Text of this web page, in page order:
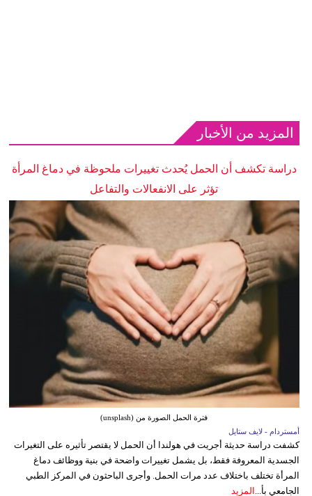
المزيد من الأخبار
دراسة تكشف أن الحمل يُحدث تغييرات ملحوظة في دماغ المرأة
تؤثر على الانفعالات والتفاعل
فترة الحمل الصورة من (unsplash)
أمستردام - لايف ستايل
كشفت دراسة حديثة أجريت في هولندا أن الحمل لا يقتصر تأثيره على التغيرات
الجسدية المعروفة فقط، بل يشمل تغييرات واضحة في بنية ووظائف دماغ
المرأة تختلف باختلاف عدد مرات الحمل. وأجرى الباحثون في المركز الطبي
الجامعي بأ... المزيد